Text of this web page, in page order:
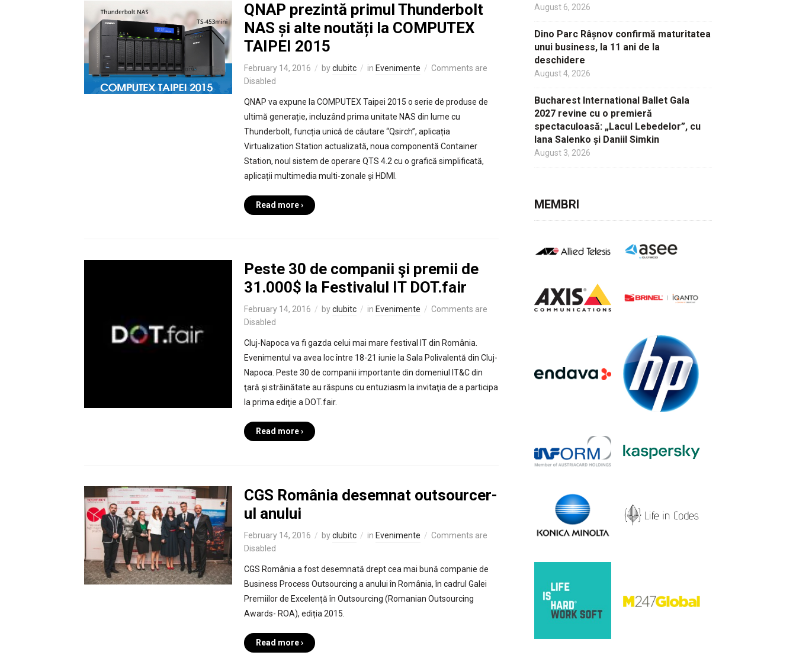
QNAP prezintă primul Thunderbolt
NAS și alte noutăți la COMPUTEX
TAIPEI 2015
February 14, 2016 byclubitc in Evenimente
Comments are
Disabled
QNAP va expune la COMPUTEX Taipei 2015 o serie de produse de
ultimă generație, incluzând prima unitate NAS din lume cu
Thunderbolt, funcția unică de căutare “Qsirch”, aplicația
Virtualization Station actualizată, noua componentă Container
Station, noul sistem de operare QTS 4.2 cu o grafică simplificată,
aplicații multimedia multi-zonale și HDMI.
Read more ›
Peste 30 de companii şi premii de
31.000$ la Festivalul IT DOT.fair
February 14, 2016 byclubitc in Evenimente
Comments are
Disabled
Cluj-Napoca va fi gazda celui mai mare festival IT din România.
Evenimentul va avea loc între 18-21 iunie la Sala Polivalentă din Cluj-
Napoca. Peste 30 de companii importante din domeniul IT&C din
ţară şi străinătate au răspuns cu entuziasm la invitaţia de a participa
la prima ediţie a DOT.fair.
Read more ›
CGS România desemnat outsourcer-
ul anului
February 14, 2016 byclubitc in Evenimente
Comments are
Disabled
CGS România a fost desemnată drept cea mai bună companie de
Business Process Outsourcing a anului în România, în cadrul Galei
Premiilor de Excelență în Outsourcing (Romanian Outsourcing
Awards- ROA), ediția 2015.
Read more ›
August 6, 2026
Dino Parc Râșnov confirmă maturitatea
unui business, la 11 ani de la
deschidere
August 4, 2026
Bucharest International Ballet Gala
2027 revine cu o premieră
spectaculoasă: „Lacul Lebedelor”, cu
Iana Salenko și Daniil Simkin
August 3, 2026
MEMBRI